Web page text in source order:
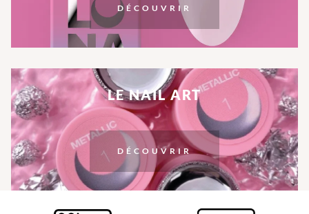
DÉCOUVRIR
LE NAIL ART
DÉCOUVRIR